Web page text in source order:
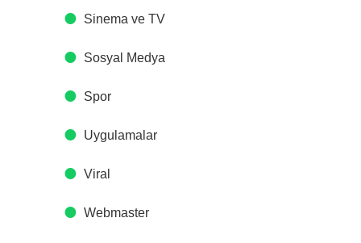
Sinema ve TV
Sosyal Medya
Spor
Uygulamalar
Viral
Webmaster